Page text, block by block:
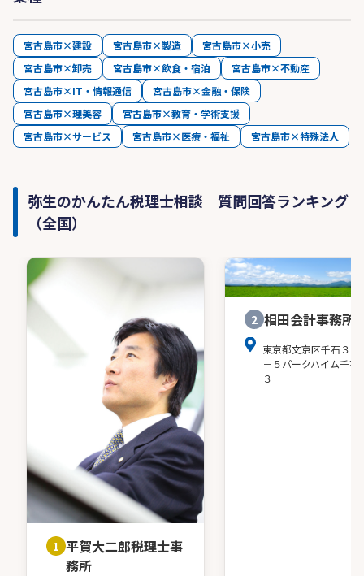
宮古島市×建設 宮古島市×製造
宮古島市×小売
宮古島市×卸売
宮古島市×飲食・宿泊
宮古島市×不動産
宮古島市×IT・情報通信
宮古島市×金融・保険
宮古島市×理美容
宮古島市×教育・学術支援
宮古島市×サービス
宮古島市×医療・福祉 宮古島市×特殊法人
弥生のかんたん税理士相談 質問回答ランキング
（全国）
1 平賀大二郎税理士事
務所
2 相田会計事務所
東京都文京区千石３－
－５パークハイム千石
３